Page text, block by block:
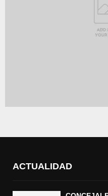
ACTUALIDAD